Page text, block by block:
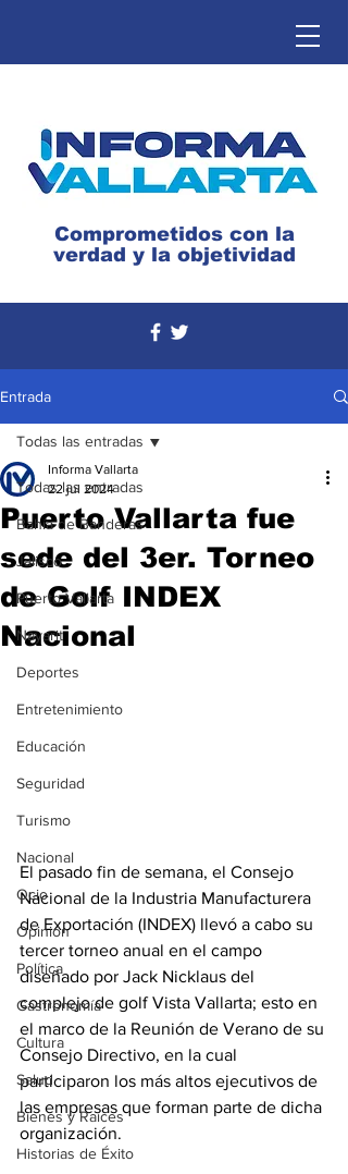
Comprometidos con la
verdad y la objetividad
Entrada
Todas las entradas
Bahía de Banderas
Jalisco
Puerto Vallarta
Nayarit
Deportes
Entretenimiento
Educación
Seguridad
Turismo
Nacional
Ocio
Opinión
Política
Gastronomía
Cultura
Salud
Bienes y Raíces
Historias de Éxito
Todas las entradas
Puerto Vallarta fue
sede del 3er. Torneo
de Golf INDEX
Nacional
Informa Vallarta
22 jul 2024
El pasado fin de semana, el Consejo
Nacional de la Industria Manufacturera
de Exportación (INDEX) llevó a cabo su
tercer torneo anual en el campo
diseñado por Jack Nicklaus del
complejo de golf Vista Vallarta; esto en
el marco de la Reunión de Verano de su
Consejo Directivo, en la cual
participaron los más altos ejecutivos de
las empresas que forman parte de dicha
organización.